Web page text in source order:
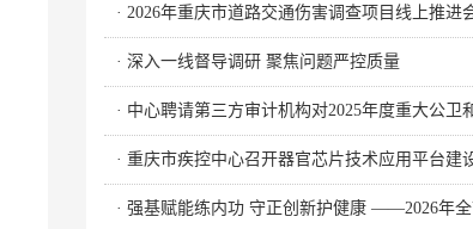
· 2026年重庆市道路交通伤害调查项目线上推进
· 深入一线督导调研 聚焦问题严控质量
· 中心聘请第三方审计机构对2025年度重大公
· 重庆市疾控中心召开器官芯片技术应用平台建
· 强基赋能练内功 守正创新护健康 ——2026年